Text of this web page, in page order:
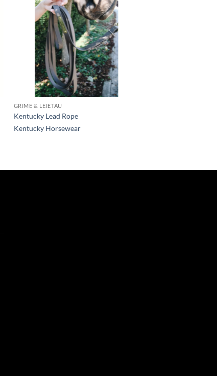
GRIME & LEIETAU
Kentucky Lead Rope
Kentucky Horsewear